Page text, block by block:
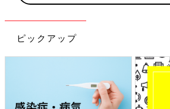
ピックアップ